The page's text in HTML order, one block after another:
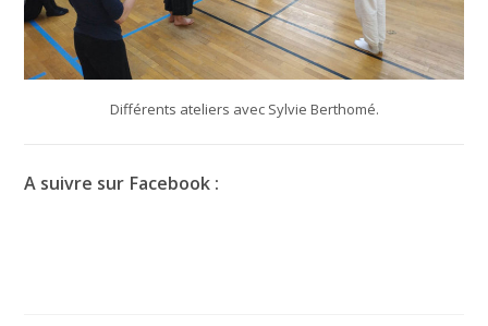
Différents ateliers avec Sylvie Berthomé.
A suivre sur Facebook :